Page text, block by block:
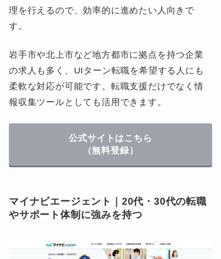
理を行えるので、効率的に進めたい人向きで
す。
岩手市や北上市など地方都市に拠点を持つ企業
の求人も多く、UIターン転職を希望する人にも
柔軟な対応が可能です。転職支援だけでなく情
報収集ツールとしても活用できます。
公式サイトはこちら
（無料登録）
マイナビエージェント｜20代・30代の転職
やサポート体制に強みを持つ